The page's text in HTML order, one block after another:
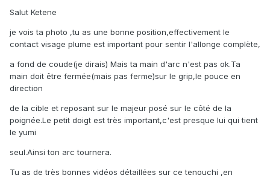
Salut Ketene
je vois ta photo ,tu as une bonne position,effectivement le
contact visage plume est important pour sentir l'allonge complète,
a fond de coude(je dirais) Mais ta main d'arc n'est pas ok.Ta
main doit être fermée(mais pas ferme)sur le grip,le pouce en
direction
de la cible et reposant sur le majeur posé sur le côté de la
poignée.Le petit doigt est très important,c'est presque lui qui tient
le yumi
seul.Ainsi ton arc tournera.
Tu as de très bonnes vidéos détaillées sur ce tenouchi ,en